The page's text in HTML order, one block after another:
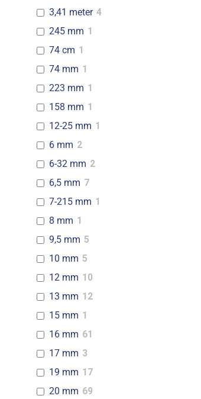
3,41 meter 4
245 mm 1
74 cm 1
74 mm 1
223 mm 1
158 mm 1
12-25 mm 1
6 mm 2
6-32 mm 2
6,5 mm 7
7-215 mm 1
8 mm 1
9,5 mm 5
10 mm 5
12 mm 10
13 mm 12
15 mm 1
16 mm 61
17 mm 3
19 mm 17
20 mm 69